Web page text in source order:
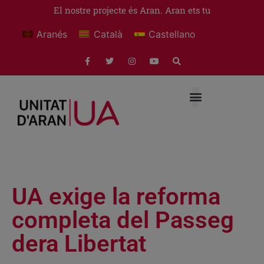
El nostre projecte és Aran. Aran ets tu
Aranés Català Castellano
UA exige la reforma
completa del Passeg
dera Libertat